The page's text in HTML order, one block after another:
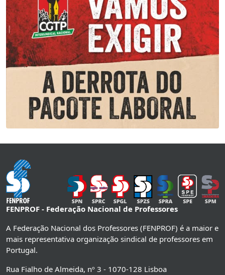
FENPROF - Federação Nacional de Professores
A Federação Nacional dos Professores (FENPROF) é a maior e
mais representativa organização sindical de professores em
Portugal.
Rua Fialho de Almeida, nº 3 - 1070-128 Lisboa